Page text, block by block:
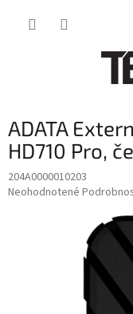
ADATA
HD710 Pro,
204A0000010203
Priemerné
Neohodnotené